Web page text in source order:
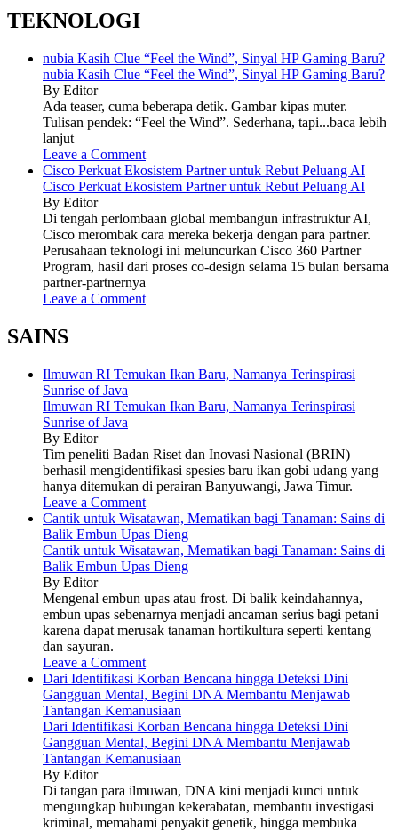
TEKNOLOGI
nubia Kasih Clue “Feel the Wind”, Sinyal HP Gaming Baru?
nubia Kasih Clue “Feel the Wind”, Sinyal HP Gaming Baru?
By Editor
Ada teaser, cuma beberapa detik. Gambar kipas muter.
Tulisan pendek: “Feel the Wind”. Sederhana, tapi...baca lebih
lanjut
Leave a Comment
Cisco Perkuat Ekosistem Partner untuk Rebut Peluang AI
Cisco Perkuat Ekosistem Partner untuk Rebut Peluang AI
By Editor
Di tengah perlombaan global membangun infrastruktur AI,
Cisco merombak cara mereka bekerja dengan para partner.
Perusahaan teknologi ini meluncurkan Cisco 360 Partner
Program, hasil dari proses co-design selama 15 bulan bersama
partner-partnernya
Leave a Comment
SAINS
Ilmuwan RI Temukan Ikan Baru, Namanya Terinspirasi
Sunrise of Java
Ilmuwan RI Temukan Ikan Baru, Namanya Terinspirasi
Sunrise of Java
By Editor
Tim peneliti Badan Riset dan Inovasi Nasional (BRIN)
berhasil mengidentifikasi spesies baru ikan gobi udang yang
hanya ditemukan di perairan Banyuwangi, Jawa Timur.
Leave a Comment
Cantik untuk Wisatawan, Mematikan bagi Tanaman: Sains di
Balik Embun Upas Dieng
Cantik untuk Wisatawan, Mematikan bagi Tanaman: Sains di
Balik Embun Upas Dieng
By Editor
Mengenal embun upas atau frost. Di balik keindahannya,
embun upas sebenarnya menjadi ancaman serius bagi petani
karena dapat merusak tanaman hortikultura seperti kentang
dan sayuran.
Leave a Comment
Dari Identifikasi Korban Bencana hingga Deteksi Dini
Gangguan Mental, Begini DNA Membantu Menjawab
Tantangan Kemanusiaan
Dari Identifikasi Korban Bencana hingga Deteksi Dini
Gangguan Mental, Begini DNA Membantu Menjawab
Tantangan Kemanusiaan
By Editor
Di tangan para ilmuwan, DNA kini menjadi kunci untuk
mengungkap hubungan kekerabatan, membantu investigasi
kriminal, memahami penyakit genetik, hingga membuka